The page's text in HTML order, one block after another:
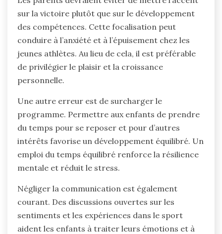
sur la victoire plutôt que sur le développement
des compétences. Cette focalisation peut
conduire à l’anxiété et à l’épuisement chez les
jeunes athlètes. Au lieu de cela, il est préférable
de privilégier le plaisir et la croissance
personnelle.
Une autre erreur est de surcharger le
programme. Permettre aux enfants de prendre
du temps pour se reposer et pour d’autres
intérêts favorise un développement équilibré. Un
emploi du temps équilibré renforce la résilience
mentale et réduit le stress.
Négliger la communication est également
courant. Des discussions ouvertes sur les
sentiments et les expériences dans le sport
aident les enfants à traiter leurs émotions et à